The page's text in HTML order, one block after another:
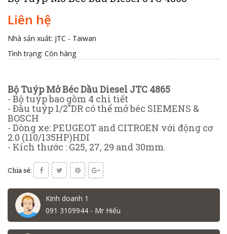
Liên hệ
Nhà sản xuất: JTC - Taiwan
Tình trạng: Còn hàng
Bộ Tuýp Mở Béc Dầu Diesel JTC 4865
- Bộ tuýp bao gồm 4 chi tiết
- Đầu tuýp 1/2"DR có thể mở béc SIEMENS &
BOSCH
- Dòng xe: PEUGEOT and CITROEN với động cơ
2.0 (110/135HP)HDI
- Kích thước : G25, 27, 29 and 30mm.
Chia sẻ:
Kinh doanh 1
091 3109944 - Mr Hiếu